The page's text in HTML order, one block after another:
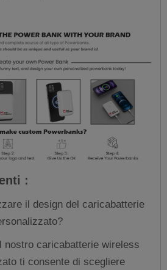
:
il design del caricabatterie
nostro caricabatterie wireless
ti consente di scegliere